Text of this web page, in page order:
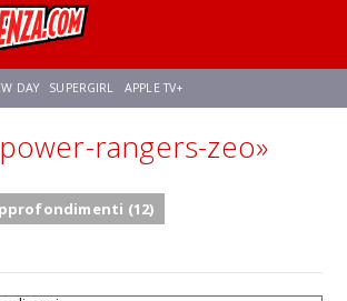
DAY SUPERGIRL APPLE TV+
ZENDAYA STAR TREK AVENGERS: DOOMSDAY
rangers-zeo»
(12)